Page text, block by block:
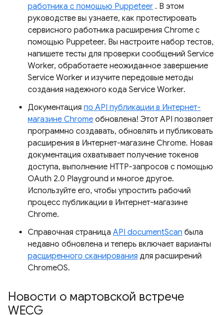
работника с помощью Puppeteer . В этом
руководстве вы узнаете, как протестировать
сервисного работника расширения Chrome с
помощью Puppeteer. Вы настроите набор тестов,
напишете тесты для проверки сообщений Service
Worker, обработаете неожиданное завершение
Service Worker и изучите передовые методы
создания надежного кода Service Worker.
Документация по API публикации в Интернет-
магазине Chrome обновлена! Этот API позволяет
программно создавать, обновлять и публиковать
расширения в Интернет-магазине Chrome. Новая
документация охватывает получение токенов
доступа, выполнение HTTP-запросов с помощью
OAuth 2.0 Playground и многое другое.
Используйте его, чтобы упростить рабочий
процесс публикации в Интернет-магазине
Chrome.
Справочная страница API documentScan была
недавно обновлена ​​и теперь включает варианты
расширенного сканирования для расширений
ChromeOS.
Новости о мартовской встрече
WECG